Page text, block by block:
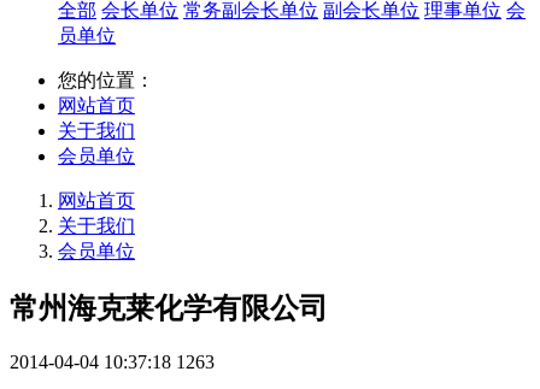
全部 会长单位 常务副会长单位 副会长单位 理事单位 会
员单位
您的位置：
网站首页
关于我们
会员单位
网站首页
关于我们
会员单位
常州海克莱化学有限公司
2014-04-04 10:37:18 1263